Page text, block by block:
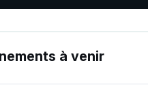
à venir